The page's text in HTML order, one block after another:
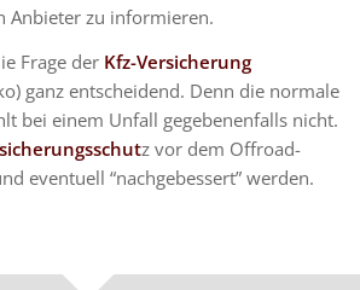
Anbieter zu informieren.
Frage der Kfz-Versicherung
ganz entscheidend. Denn die normale
bei einem Unfall gegebenenfalls nicht.
z vor dem Offroad-
eventuell “nachgebessert” werden.